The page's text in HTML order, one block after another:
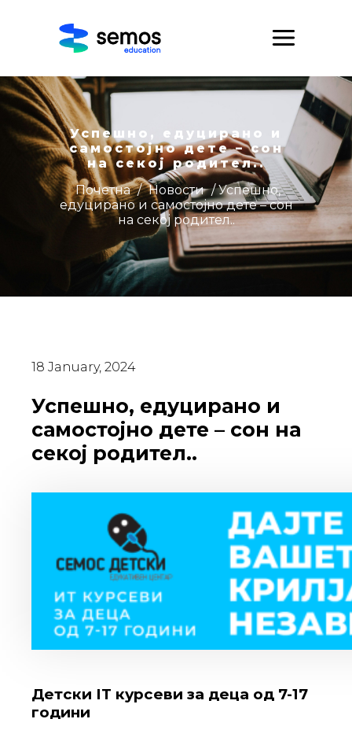
Успешно, едуцирано и
самостојно дете – сон
на секој родител..
Почетна / Новости / Успешно,
едуцирано и самостојно дете – сон
на секој родител..
18 January, 2024
Успешно, едуцирано и
самостојно дете – сон на
секој родител..
Детски IT курсеви за деца од 7-17
години